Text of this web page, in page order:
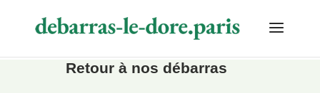
Retour à nos débarras